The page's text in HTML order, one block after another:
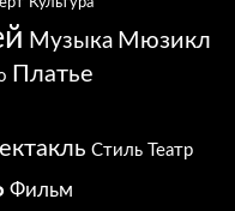
Музыка Мюзикл
Платье
Стиль Театр
Фильм